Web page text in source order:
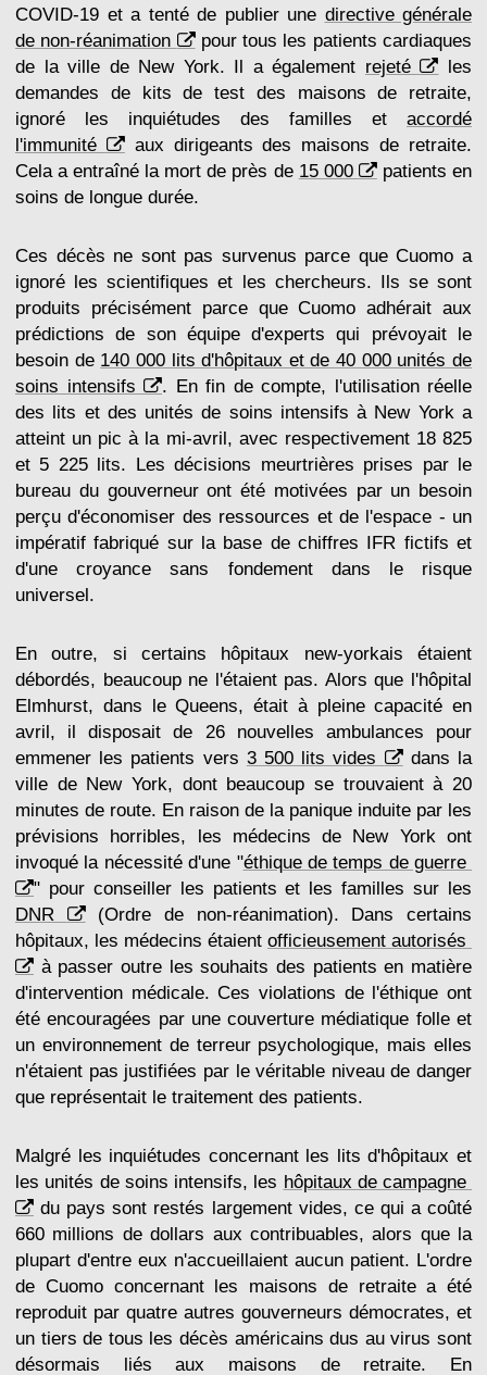
COVID-19 et a tenté de publier une directive générale
de non-réanimation
pour tous les patients cardiaques
de la ville de New York. Il a également rejeté
les
demandes de kits de test des maisons de retraite,
ignoré les inquiétudes des familles et accordé
l'immunité
aux dirigeants des maisons de retraite.
Cela a entraîné la mort de près de 15 000
patients en
soins de longue durée.
Ces décès ne sont pas survenus parce que Cuomo a
ignoré les scientifiques et les chercheurs. Ils se sont
produits précisément parce que Cuomo adhérait aux
prédictions de son équipe d'experts qui prévoyait le
besoin de 140 000 lits d'hôpitaux et de 40 000 unités de
soins intensifs
. En fin de compte, l'utilisation réelle
des lits et des unités de soins intensifs à New York a
atteint un pic à la mi-avril, avec respectivement 18 825
et 5 225 lits. Les décisions meurtrières prises par le
bureau du gouverneur ont été motivées par un besoin
perçu d'économiser des ressources et de l'espace - un
impératif fabriqué sur la base de chiffres IFR fictifs et
d'une croyance sans fondement dans le risque
universel.
En outre, si certains hôpitaux new-yorkais étaient
débordés, beaucoup ne l'étaient pas. Alors que l'hôpital
Elmhurst, dans le Queens, était à pleine capacité en
avril, il disposait de 26 nouvelles ambulances pour
emmener les patients vers 3 500 lits vides
dans la
ville de New York, dont beaucoup se trouvaient à 20
minutes de route. En raison de la panique induite par les
prévisions horribles, les médecins de New York ont
invoqué la nécessité d'une "éthique de temps de guerre
" pour conseiller les patients et les familles sur les
DNR
(Ordre de non-réanimation). Dans certains
hôpitaux, les médecins étaient officieusement autorisés
à passer outre les souhaits des patients en matière
d'intervention médicale. Ces violations de l'éthique ont
été encouragées par une couverture médiatique folle et
un environnement de terreur psychologique, mais elles
n'étaient pas justifiées par le véritable niveau de danger
que représentait le traitement des patients.
Malgré les inquiétudes concernant les lits d'hôpitaux et
les unités de soins intensifs, les hôpitaux de campagne
du pays sont restés largement vides, ce qui a coûté
660 millions de dollars aux contribuables, alors que la
plupart d'entre eux n'accueillaient aucun patient. L'ordre
de Cuomo concernant les maisons de retraite a été
reproduit par quatre autres gouverneurs démocrates, et
un tiers de tous les décès américains dus au virus sont
désormais liés aux maisons de retraite. En